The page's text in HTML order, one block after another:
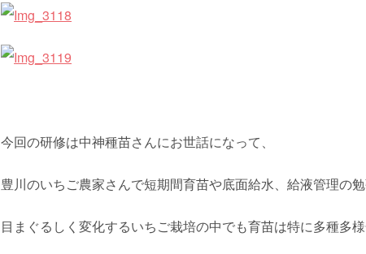
今回の研修は中神種苗さんにお世話になって、
豊川のいちご農家さんで短期間育苗や底面給水、給液管理の勉
目まぐるしく変化するいちご栽培の中でも育苗は特に多種多様